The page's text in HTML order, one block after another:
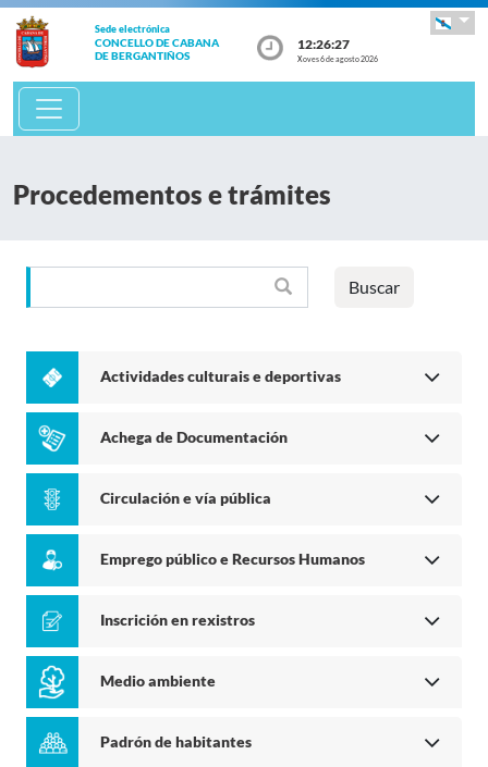
Sede electrónica
CONCELLO DE CABANA
DE BERGANTIÑOS
12:26:27
Xoves 6 de agosto 2026
Procedementos e trámites
Buscar
Actividades culturais e deportivas
Achega de Documentación
Circulación e vía pública
Emprego público e Recursos Humanos
Inscrición en rexistros
Medio ambiente
Padrón de habitantes